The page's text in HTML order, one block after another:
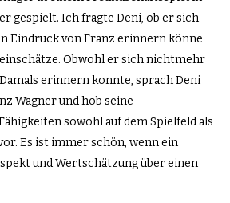
gespielt. Ich fragte Deni, ob er sich
Eindruck von Franz erinnern könne
Obwohl er sich nichtmehr
erinnern konnte, sprach Deni
Wagner und hob seine
sowohl auf dem Spielfeld als
Es ist immer schön, wenn ein
und Wertschätzung über einen